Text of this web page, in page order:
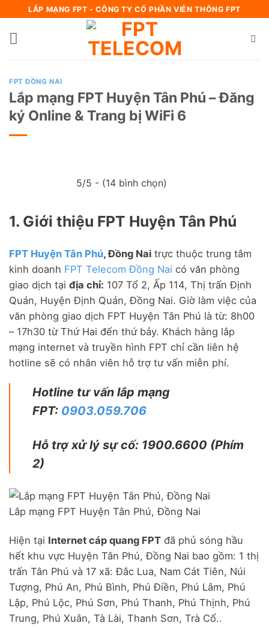
LẮP MẠNG FPT - CÔNG TY CỔ PHẦN VIỄN THÔNG FPT
FPT ĐỒNG NAI
Lắp mạng FPT Huyện Tân Phú – Đăng
ký Online & Trang bị WiFi 6
5/5 - (14 bình chọn)
1. Giới thiệu FPT Huyện Tân Phú
FPT Huyện Tân Phú, Đồng Nai trực thuộc trung tâm
kinh doanh FPT Telecom Đồng Nai có văn phòng
giao dịch tại địa chỉ: 107 Tổ 2, Ấp 114, Thị trấn Định
Quán, Huyện Định Quán, Đồng Nai. Giờ làm việc của
văn phòng giao dịch FPT Huyện Tân Phú là từ: 8h00
– 17h30 từ Thứ Hai đến thứ bảy. Khách hàng lắp
mạng internet và truyền hình FPT chỉ cần liên hệ
hotline sẽ có nhân viên hỗ trợ tư vấn miễn phí.
Hotline tư vấn lắp mạng
FPT: 0903.059.706
Hỗ trợ xử lý sự cố: 1900.6600 (Phím
2)
Lắp mạng FPT Huyện Tân Phú, Đồng Nai
Hiện tại Internet cáp quang FPT đã phủ sóng hầu
hết khu vực Huyện Tân Phú, Đồng Nai bao gồm: 1 thị
trấn Tân Phú và 17 xã: Đắc Lua, Nam Cát Tiên, Núi
Tượng, Phú An, Phú Bình, Phú Điền, Phú Lâm, Phú
Lập, Phú Lộc, Phú Sơn, Phú Thanh, Phú Thịnh, Phú
Trung, Phú Xuân, Tà Lài, Thanh Sơn, Trà Cổ..